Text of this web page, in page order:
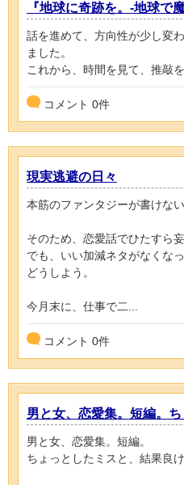
『地球に奇跡を。-地球で
話を進めて、方向性が少し変
ました。
これから、時間を見て、推敲を
コメント 0件
現実逃避の日々
本筋のファンタジーが書けない
そのため、恋愛話でひたすら
でも、いい加減ネタがなくなっ
どうしよう。
今月末に、仕事で二...
コメント 0件
男と女、恋愛集。短編。
男と女、恋愛集。短編。
ちょっとしたミスと、結果良